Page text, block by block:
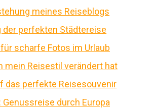
meines Reiseblogs
der perfekten Städtereise
scharfe Fotos im Urlaub
mein Reisestil verändert hat
das perfekte Reisesouvenir
Genussreise durch Europa